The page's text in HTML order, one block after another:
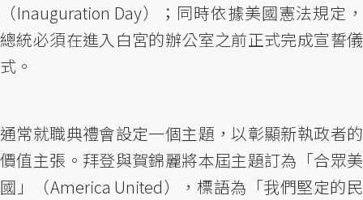
（Inauguration Day）；同時依據美國憲法規定，
總統必須在進入白宮的辦公室之前正式完成宣誓儀
式。
通常就職典禮會設定一個主題，以彰顯新執政者的
價值主張。拜登與賀錦麗將本屆主題訂為「合眾美
國」（America United），標語為「我們堅定的民